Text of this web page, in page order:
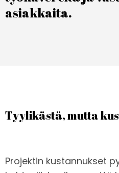
asiakkaita.
Tyylikästä, mutta
Projektin kustannukset